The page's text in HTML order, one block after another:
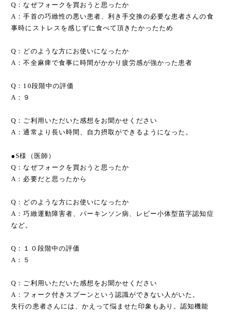
Q：なぜフォークを買おうと思ったか
A：手首の巧緻性の悪い患者、利き手交換の必要な患者さんの食
事時にストレスを感じずに食べて頂きたかったため
Q：どのような方にお使いになったか
A：不全麻痺で食事に時間がかかり疲労感が強かった患者
Q：10段階中の評価
A：９
Q：ご利用いただいた感想をお聞かせください
A：通常より長い時間、自力摂取ができるようになった。
●S様（医師）
Q：なぜフォークを買おうと思ったか
A：必要だと思ったから
Q：どのような方にお使いになったか
A：巧緻運動障害者、パーキンソン病、レビー小体型苗字認知症
など。
Q：１０段階中の評価
A：５
Q：ご利用いただいた感想をお聞かせください
A：フォーク付きスプーンという認識ができない人がいた。
失行の患者さんには、かえって悩ませた印象もあり。認知機能